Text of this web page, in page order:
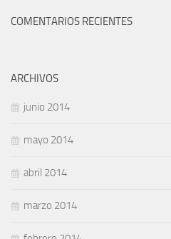
COMENTARIOS RECIENTES
ARCHIVOS
junio 2014
mayo 2014
abril 2014
marzo 2014